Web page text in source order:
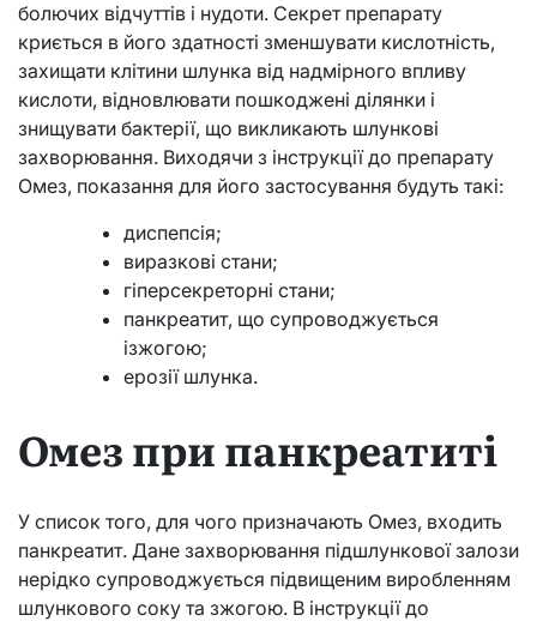
болючих відчуттів і нудоти. Секрет препарату
криється в його здатності зменшувати кислотність,
захищати клітини шлунка від надмірного впливу
кислоти, відновлювати пошкоджені ділянки і
знищувати бактерії, що викликають шлункові
захворювання. Виходячи з інструкції до препарату
Омез, показання для його застосування будуть такі:
диспепсія;
виразкові стани;
гіперсекреторні стани;
панкреатит, що супроводжується
ізжогою;
ерозії шлунка.
Омез при панкреатиті
У список того, для чого призначають Омез, входить
панкреатит. Дане захворювання підшлункової залози
нерідко супроводжується підвищеним виробленням
шлункового соку та зжогою. В інструкції до